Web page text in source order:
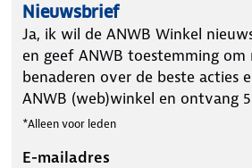
Nieuwsbrief
Ja, ik wil de ANWB Winkel
en geef ANWB toestemming
benaderen over de beste acties
ANWB (web)winkel en ontvang
*Alleen voor leden
E-mailadres